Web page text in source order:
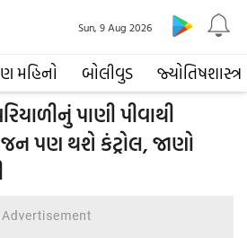
મહિનો બોલીવુડ જ્યોતિષશાસ્ત્ર
Sun, 9 Aug 2026
પાણી પીવાથી
પણ થશે કંટ્રોલ, જાણો